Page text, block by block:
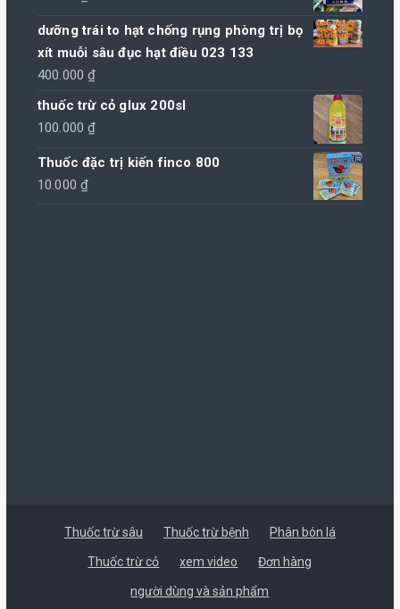
dưỡng trái to hạt chống rụng phòng trị bọ
xít muỗi sâu đục hạt điều 023 133
400.000₫
thuốc trừ cỏ glux 200sl
100.000₫
Thuốc đặc trị kiến finco 800
10.000₫
Thuốc trừ sâu Thuốc trừ bệnh Phân bón lá
Thuốc trừ cỏ xem video Đơn hàng
người dùng và sản phẩm